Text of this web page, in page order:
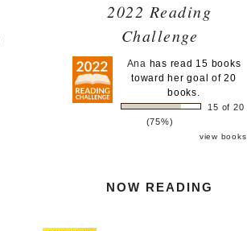
2022 Reading
Challenge
Ana has read 15 books
toward her goal of 20
books.
15 of 20
(75%)
view books
NOW READING